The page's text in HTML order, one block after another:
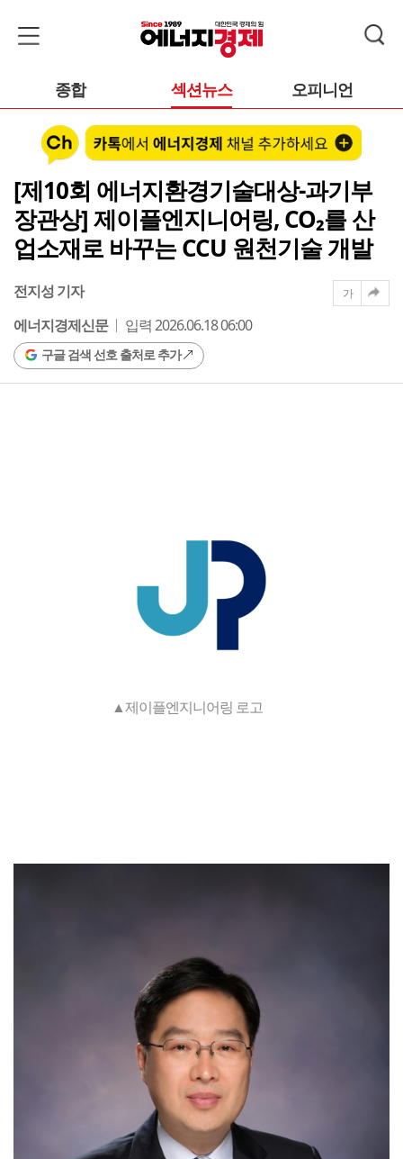
종합 섹션뉴스 오피니언
[제10회 에너지환경기술대상-과기부
장관상] 제이플엔지니어링, CO₂를 산
업소재로 바꾸는 CCU 원천기술 개발
전지성 기자
에너지경제신문
입력 2026.06.18 06:00
구글 검색 선호 출처로 추가
가
▲제이플엔지니어링 로고